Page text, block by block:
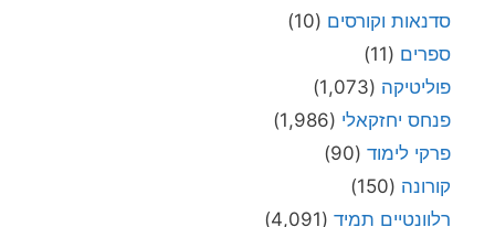
סדנאות וקורסים (10)
ספרים (11)
פוליטיקה (1,073)
פנחס יחזקאלי (1,986)
פרקי לימוד (90)
קורונה (150)
רלוונטיים תמיד (4,091)